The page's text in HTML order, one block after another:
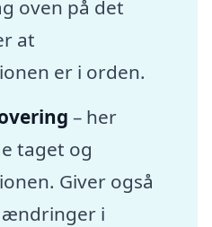
oven på det
at
er i orden.
– her
taget og
Giver også
i